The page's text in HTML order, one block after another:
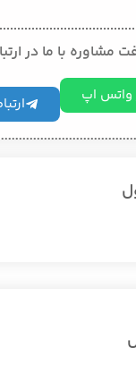
مشاوره با ما در
واتس اپ